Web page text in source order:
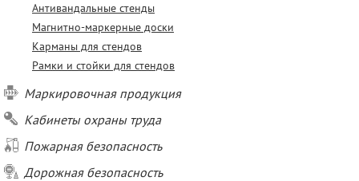
Антивандальные стенды
Магнитно-маркерные доски
Карманы для стендов
Рамки и стойки для стендов
Маркировочная продукция
Кабинеты охраны труда
Пожарная безопасность
Дорожная безопасность